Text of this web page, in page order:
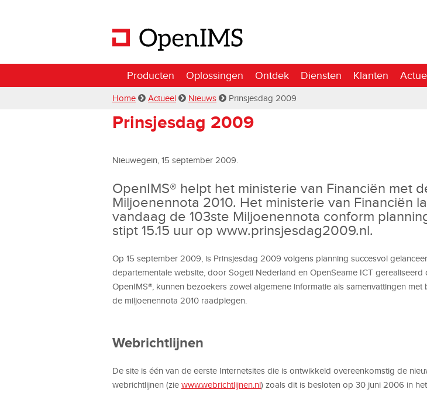
Producten Oplossingen Ontdek Diensten Klanten
Home Actueel Nieuws Prinsjesdag 2009
Prinsjesdag 2009
Nieuwegein, 15 september 2009.
OpenIMS® helpt het ministerie van Financiën met
Miljoenennota 2010. Het ministerie van Financiën
vandaag de 103ste Miljoenennota conform
stipt 15.15 uur op www.prinsjesdag2009.nl.
Op 15 september 2009, is Prinsjesdag 2009 volgens planning succesvol
departementale website, door Sogeti Nederland en OpenSeame ICT gerealiseerd
OpenIMS®, kunnen bezoekers zowel algemene informatie als samenvattingen met
de miljoenennota 2010 raadplegen.
Webrichtlijnen
De site is één van de eerste Internetsites die is ontwikkeld overeenkomstig de
webrichtlijnen (zie www.webrichtlijnen.nl) zoals dit is besloten op 30 juni 2006 in